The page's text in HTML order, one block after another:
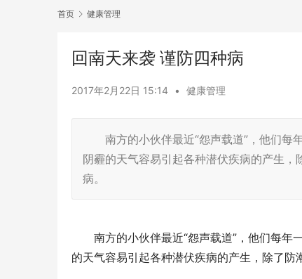
首页 健康管理
回南天来袭 谨防四种病
2017年2月22日 15:14 • 健康管理
南方的小伙伴最近“怨声载道”，他们每
阴霾的天气容易引起各种潜伏疾病的产生，
病。
南方的小伙伴最近“怨声载道”，他们每年
的天气容易引起各种潜伏疾病的产生，除了防